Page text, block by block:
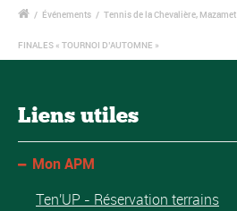
/ Événements / Tennis de la Chevalière, Mazamet
FINALES « TOURNOI D’AUTOMNE »
Liens utiles
Mon APM
Ten'UP - Réservation terrains